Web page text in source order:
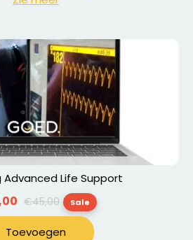
Advanced Life Support
Normale
prijs
€45,00 Sale
Toevoegen